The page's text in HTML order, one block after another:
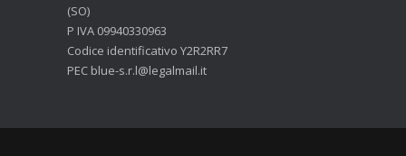
(SO)
P IVA 09940330963
Codice identificativo Y2R2RR7
PEC blue-s.r.l@legalmail.it